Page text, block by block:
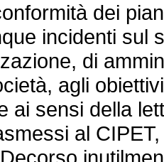
dei
incidenti sul
di
agli
ai sensi della
al